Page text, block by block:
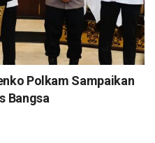
Polkam Sampaikan
Bangsa